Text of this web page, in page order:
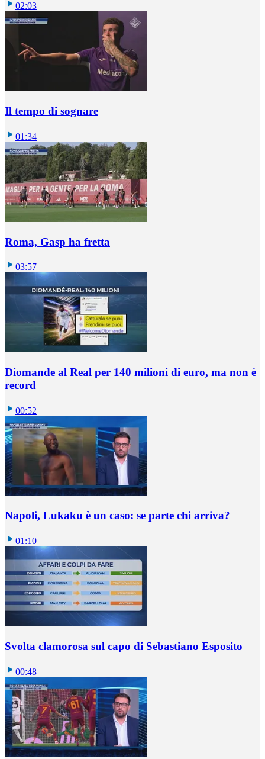
02:03
Il tempo di sognare
01:34
Roma, Gasp ha fretta
03:57
Diomande al Real per 140 milioni di euro, ma non è
record
00:52
Napoli, Lukaku è un caso: se parte chi arriva?
01:10
Svolta clamorosa sul capo di Sebastiano Esposito
00:48